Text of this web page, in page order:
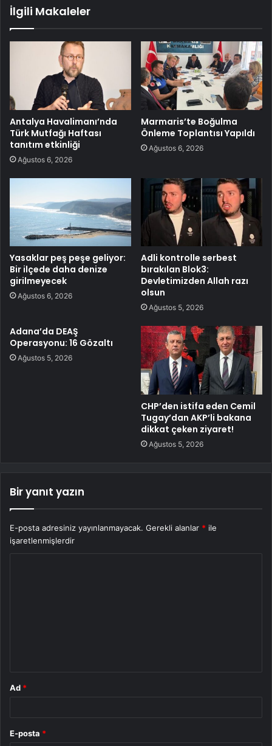
İlgili Makaleler
Antalya Havalimanı’nda
Türk Mutfağı Haftası
tanıtım etkinliği
Ağustos 6, 2026
Marmaris’te Boğulma
Önleme Toplantısı Yapıldı
Ağustos 6, 2026
Yasaklar peş peşe geliyor:
Bir ilçede daha denize
girilmeyecek
Ağustos 6, 2026
Adli kontrolle serbest
bırakılan Blok3:
Devletimizden Allah razı
olsun
Ağustos 5, 2026
Adana’da DEAŞ
Operasyonu: 16 Gözaltı
Ağustos 5, 2026
CHP’den istifa eden Cemil
Tugay’dan AKP’li bakana
dikkat çeken ziyaret!
Ağustos 5, 2026
Bir yanıt yazın
E-posta adresiniz yayınlanmayacak. Gerekli alanlar * ile
işaretlenmişlerdir
Ad *
E-posta *